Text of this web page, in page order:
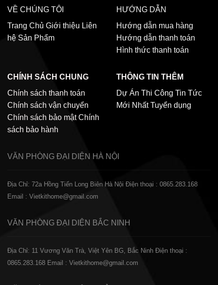
VỀ CHÚNG TÔI
Trang Chủ Giới thiệu Liên
hệ Sản Phẩm
HƯỚNG DẪN
Hướng dẫn mua hàng
Hướng dẫn thanh toán
Hình thức thanh toán
CHÍNH SÁCH CHUNG
Chính sách thanh toán
Chính sách vận chuyển
Chính sách bảo mật Chính
sách bảo hành
THÔNG TIN THÊM
Dự Án Thi Công Tin Tức
Mới Nhất Tuyển dụng
VĂN PHÒNG ĐẠI DIỆN HÀ NỘI
Địa Chỉ: 72a Hồng Tiến Long Biên Hà Nội Điện thoại : 0865.283.168
Email : Vietkithome@gmail.com
VĂN PHÒNG ĐẠI DIỆN BẮC NINH
Địa Chỉ: 11 Vương Văn Trà, Việt Yên BG, Bắc Ninh Điện thoại :
0865.283.168 Email : Vietkithome@gmail.com